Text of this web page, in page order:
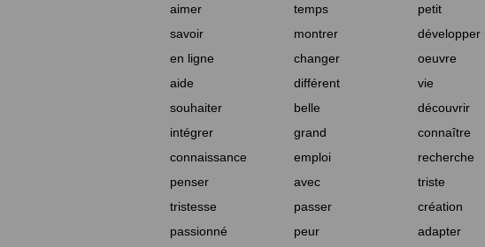
aimer
temps petit
savoir
montrer développer
en ligne
changer oeuvre
aide
différent vie
souhaiter
belle découvrir
intégrer
grand connaître
connaissance
emploi recherche
penser
avec triste
tristesse
passer création
passionné
peur adapter